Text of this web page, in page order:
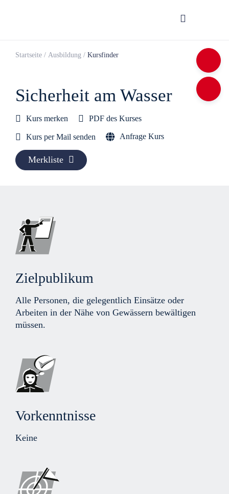
Startseite / Ausbildung / Kursfinder
Sicher­heit am Was­ser
Kurs merken PDF des Kurses
Kurs per Mail senden Anfrage Kurs
Merkliste
Zielpublikum
Alle Personen, die gelegentlich Einsätze oder
Arbeiten in der Nähe von Gewässern bewältigen
müssen.
Vorkenntnisse
Keine